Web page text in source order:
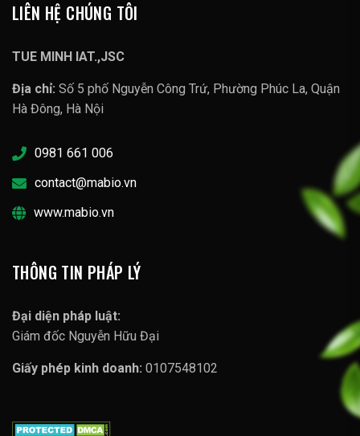
LIÊN HỆ CHÚNG TÔI
TUE MINH IAT.,JSC
Địa chỉ: Số 5 phố Nguyễn Công Trứ, Phường Phúc La, Quận
Hà Đông, Hà Nội
0981 661 006
contact@mabio.vn
www.mabio.vn
THÔNG TIN PHÁP LÝ
Đại diện pháp luật:
Giám đốc Nguyễn Hữu Đại
Giấy phép kinh doanh: 0107548102